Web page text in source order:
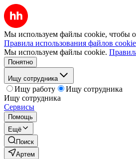
Мы используем файлы cookie, чтобы
Правила использования файлов cookie
Мы используем файлы cookie.
Понятно
Ищу сотрудника
Ищу работу
Ищу сотрудника
Ищу сотрудника
Сервисы
Помощь
Ещё
Поиск
Артем